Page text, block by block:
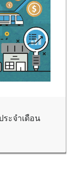
ระจำเดือน